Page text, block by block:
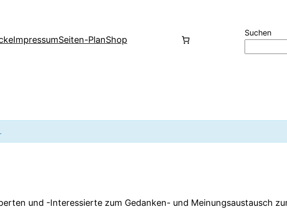
ImpressumSeiten-PlanShop
Suchen
und -Interessierte zum Gedanken- und Meinungsaustausch